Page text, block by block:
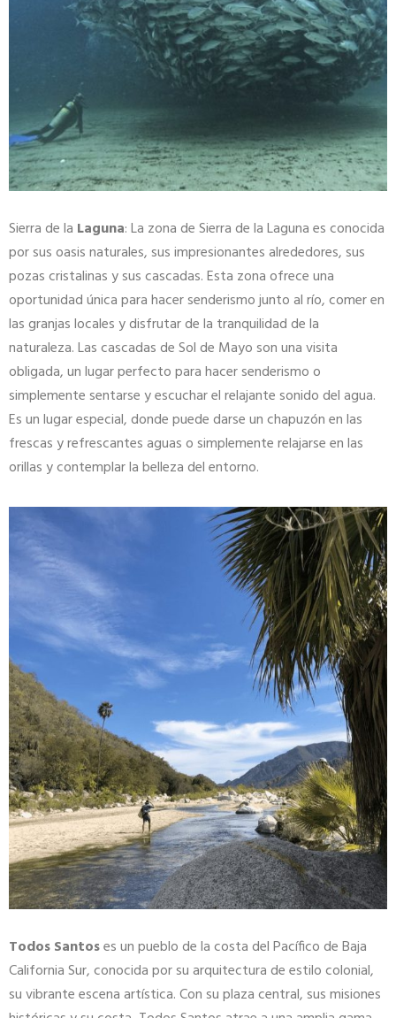
Sierra de la Laguna: La zona de Sierra de la Laguna es conocida
por sus oasis naturales, sus impresionantes alrededores, sus
pozas cristalinas y sus cascadas. Esta zona ofrece una
oportunidad única para hacer senderismo junto al río, comer en
las granjas locales y disfrutar de la tranquilidad de la
naturaleza. Las cascadas de Sol de Mayo son una visita
obligada, un lugar perfecto para hacer senderismo o
simplemente sentarse y escuchar el relajante sonido del agua.
Es un lugar especial, donde puede darse un chapuzón en las
frescas y refrescantes aguas o simplemente relajarse en las
orillas y contemplar la belleza del entorno.
Todos Santoses un pueblo de la costa del Pacífico de Baja
California Sur, conocida por su arquitectura de estilo colonial,
su vibrante escena artística. Con su plaza central, sus misiones